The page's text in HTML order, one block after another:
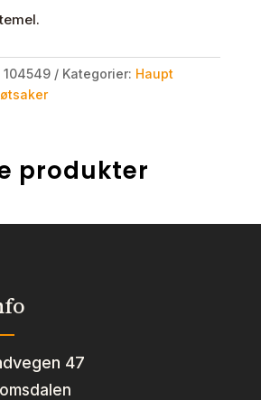
104549 Kategorier: Haupt
produkter
47